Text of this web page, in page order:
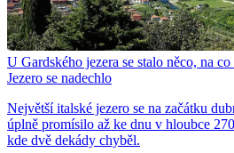
U Gardského jezera se stalo něco, na
Jezero se nadechlo
Největší italské jezero se na začátku
úplně promísilo až ke dnu v hloubce
kde dvě dekády chyběl.